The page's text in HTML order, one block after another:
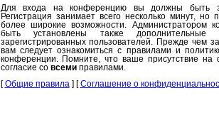
Для входа на конференцию вы должны быть
Регистрация занимает всего несколько минут, но
более широкие возможности. Администратором
быть установлены также дополнительные
зарегистрированных пользователей. Прежде чем
вам следует ознакомиться с правилами и
конференции. Помните, что ваше присутствие на
согласие со всемиправилами.
[Общие правила ] [Соглашение о